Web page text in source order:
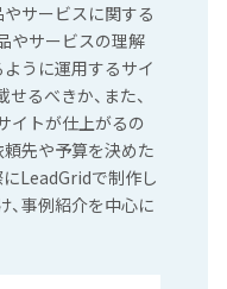
サービスに関する
やサービスの理解
うに運用するサイ
るべきか、また、
イトが仕上がるの
先や予算を決めた
にLeadGridで制作し
事例紹介を中心に